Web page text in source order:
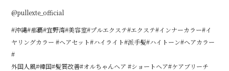
@pullexte_official
#沖縄#那覇#宜野湾#美容室#プルエクステ#エクステ#インナーカラー#イ
ヤリングカラー #ヘアセット#ハイライト#派手髪#ハイトーン#ヘアカラー
#
外国人風#韓国#髪質改善#オルちゃんヘア #ショートヘア#ケアブリーチ